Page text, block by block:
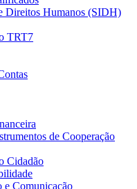
Direitos Humanos (SIDH)
TRT7
de Cooperação
Cidadão
e Comunicação